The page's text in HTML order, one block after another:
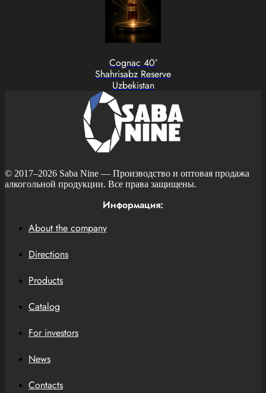
Cognac 40°
Shahrisabz Reserve
Uzbekistan
© 2017–2026 Saba Nine — Производство и оптовая продажа
алкогольной продукции. Все права защищены.
Информация:
About the company
Directions
Products
Catalog
For investors
News
Contacts